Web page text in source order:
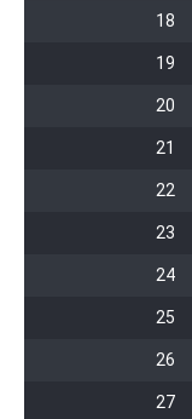
18
19
20
21
22
23
24
25
26
27